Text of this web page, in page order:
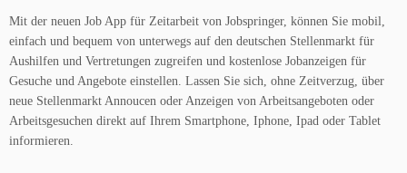
Mit der neuen Job App für Zeitarbeit von Jobspringer, können Sie mobil,
einfach und bequem von unterwegs auf den deutschen Stellenmarkt für
Aushilfen und Vertretungen zugreifen und kostenlose Jobanzeigen für
Gesuche und Angebote einstellen. Lassen Sie sich, ohne Zeitverzug, über
neue Stellenmarkt Annoucen oder Anzeigen von Arbeitsangeboten oder
Arbeitsgesuchen direkt auf Ihrem Smartphone, Iphone, Ipad oder Tablet
informieren.